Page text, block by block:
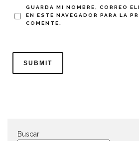
GUARDA MI NOMBRE, CORREO
EN ESTE NAVEGADOR PARA LA
COMENTE.
Buscar